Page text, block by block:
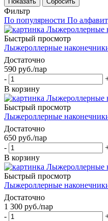
Фильтр
По популярности По
Быстрый просмотр
Лыжероллерные
Достаточно
590 руб./пар
-
В корзину
Быстрый просмотр
Лыжероллерные
Достаточно
650 руб./пар
-
В корзину
Быстрый просмотр
Лыжероллерные
Достаточно
1 300 руб./пар
-